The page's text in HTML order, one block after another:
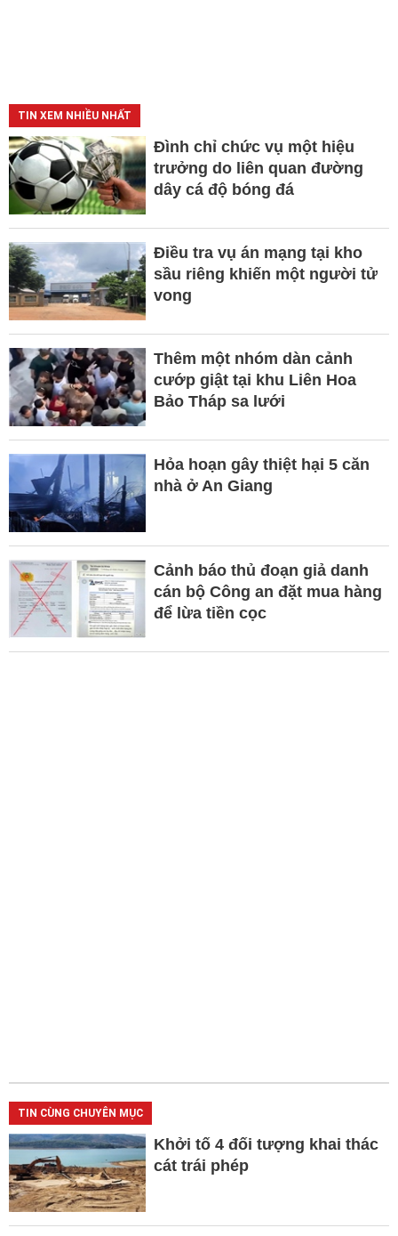
TIN XEM NHIỀU NHẤT
Đình chỉ chức vụ một hiệu
trưởng do liên quan đường
dây cá độ bóng đá
Điều tra vụ án mạng tại kho
sầu riêng khiến một người tử
vong
Thêm một nhóm dàn cảnh
cướp giật tại khu Liên Hoa
Bảo Tháp sa lưới
Hỏa hoạn gây thiệt hại 5 căn
nhà ở An Giang
Cảnh báo thủ đoạn giả danh
cán bộ Công an đặt mua hàng
để lừa tiền cọc
TIN CÙNG CHUYÊN MỤC
Khởi tố 4 đối tượng khai thác
cát trái phép